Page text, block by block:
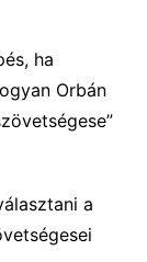
ha
Orbán
a